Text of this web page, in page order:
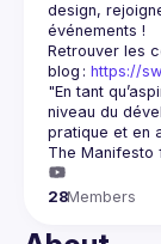
design,
événements !
Retrouver les
blog : https://
"En tant
niveau du
pratique et en
The Manifesto
28Members